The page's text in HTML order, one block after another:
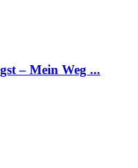
– Mein Weg ...